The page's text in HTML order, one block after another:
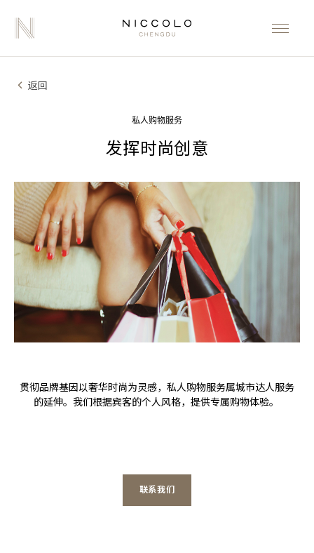
返回
私人购物服务
发挥时尚创意
贯彻品牌基因以奢华时尚为灵感，私人购物服务属城市达人服务
的延伸。我们根据宾客的个人风格，提供专属购物体验。
联系我们